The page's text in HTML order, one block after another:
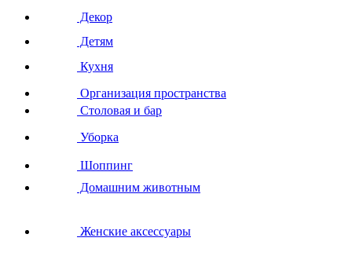
Декор
Детям
Кухня
Организация пространства
Столовая и бар
Уборка
Шоппинг
Домашним животным
Женские аксессуары